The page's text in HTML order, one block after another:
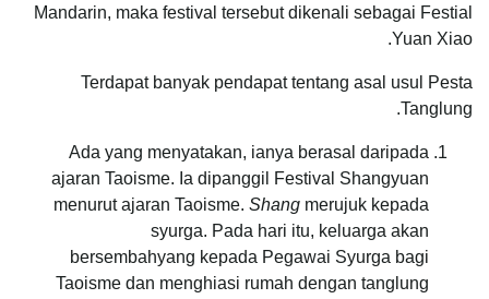
Mandarin, maka festival tersebut dikenali sebagai Festial
Yuan Xiao.
Terdapat banyak pendapat tentang asal usul Pesta
Tanglung.
Ada yang menyatakan, ianya berasal daripada
ajaran Taoisme. Ia dipanggil Festival Shangyuan
menurut ajaran Taoisme. Shang merujuk kepada
syurga. Pada hari itu, keluarga akan
bersembahyang kepada Pegawai Syurga bagi
Taoisme dan menghiasi rumah dengan tanglung